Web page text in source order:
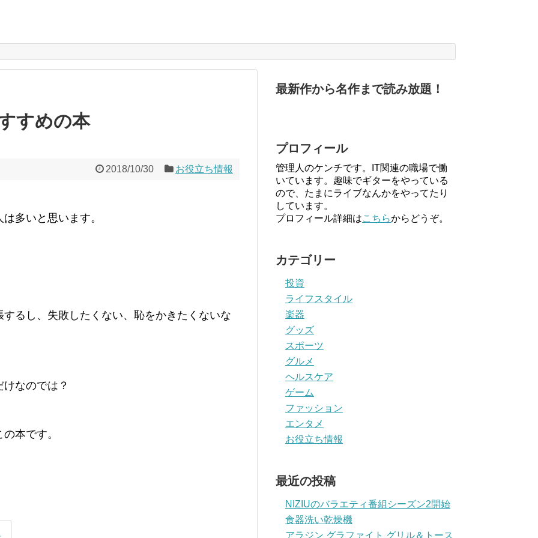
すめの本
2018/10/30 お役立ち情報
多いと思います。
るし、失敗したくない、恥をかきたくないな
なのでは？
本です。
最新作から名作まで読み放題！
プロフィール
管理人のケンチです。IT関連の職場で働
いています。趣味でギターをやっている
ので、たまにライブなんかをやってたり
しています。
プロフィール詳細はこちらからどうぞ。
カテゴリー
投資
ライフスタイル
楽器
グッズ
スポーツ
グルメ
ヘルスケア
ゲーム
ファッション
エンタメ
お役立ち情報
最近の投稿
NIZIUのバラエティ番組シーズン2開始
食器洗い乾燥機
アラジン グラファイト グリル＆トース